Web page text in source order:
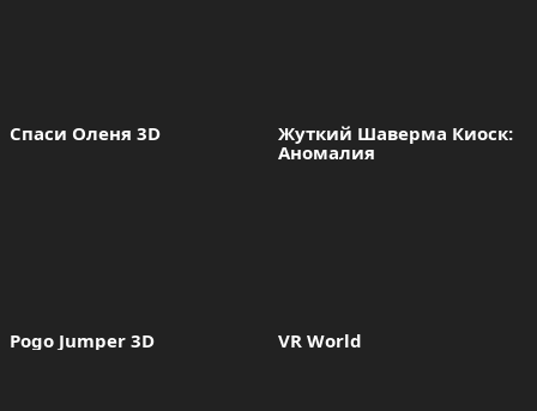
Спаси Оленя 3D
Жуткий Шаверма Киоск:
Аномалия
Pogo Jumper 3D VR World